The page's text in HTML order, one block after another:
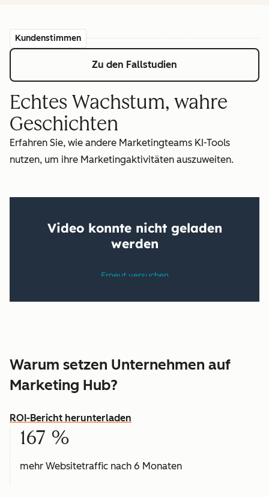
Kundenstimmen
Zu den Fallstudien
Echtes Wachstum, wahre
Geschichten
Erfahren Sie, wie andere Marketingteams KI-Tools
nutzen, um ihre Marketingaktivitäten auszuweiten.
Warum setzen Unternehmen auf
Marketing Hub?
ROI-Bericht herunterladen
167 %
mehr Websitetraffic nach 6 Monaten